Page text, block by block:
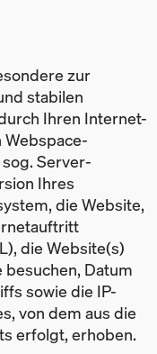
zur
stabilen
Ihren Internet-
Webspace-
Server-
Ihres
die Website,
die Website(s)
Datum
sowie die IP-
von dem aus die
erfolgt, erhoben.